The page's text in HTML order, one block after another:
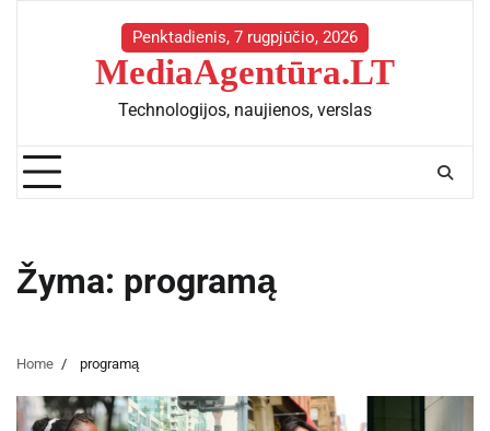
Penktadienis, 7 rugpjūčio, 2026
MediaAgentūra.LT
Technologijos, naujienos, verslas
Žyma: programą
Home programą